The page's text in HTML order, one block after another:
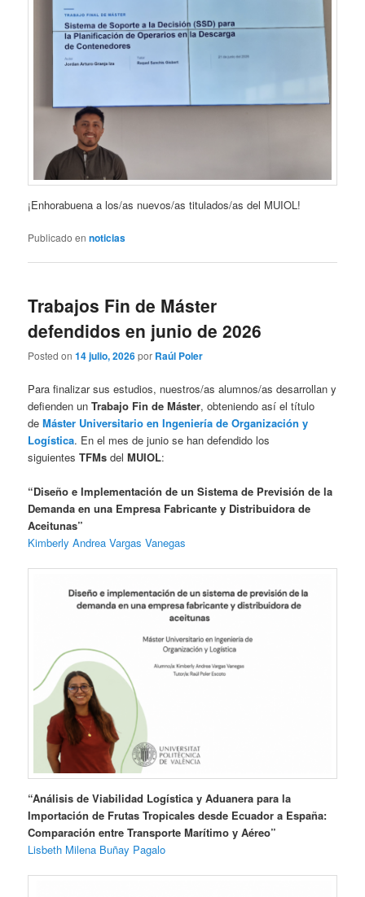
¡Enhorabuena a los/as nuevos/as titulados/as del MUIOL!
Publicado en noticias
Trabajos Fin de Máster
defendidos en junio de 2026
Posted on14 julio, 2026por Raúl Poler
Para finalizar sus estudios, nuestros/as alumnos/as desarrollan y
defienden unTrabajo Fin de Máster, obteniendo así el título
deMáster Universitario en Ingeniería de Organización y
Logística. En el mes de junio se han defendido los
siguientesTFMs delMUIOL:
“Diseño e Implementación de un Sistema de Previsión de la
Demanda en una Empresa Fabricante y Distribuidora de
Aceitunas”
Kimberly Andrea Vargas Vanegas
“Análisis de Viabilidad Logística y Aduanera para la
Importación de Frutas Tropicales desde Ecuador a España:
Comparación entre Transporte Marítimo y Aéreo”
Lisbeth Milena Buñay Pagalo